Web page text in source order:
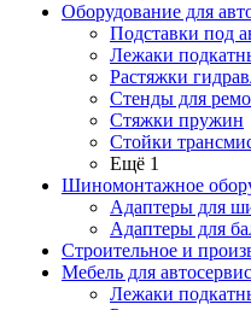
Оборудование для
Подставки под
Лежаки
Растяжки
Стенды для
Стяжки пружин
Стойки
Ещё 1
Шиномонтажное
Адаптеры для
Адаптеры для
Строительное и
Мебель для
Лежаки